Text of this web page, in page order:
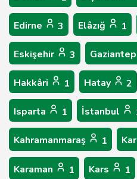
Edirne 3 Elâzığ 1
Eskişehir 3 Gaziantep
Hakkâri 1 Hatay 2
Isparta 1 İstanbul
Kahramanmaraş 1
Karaman 1 Kars 1